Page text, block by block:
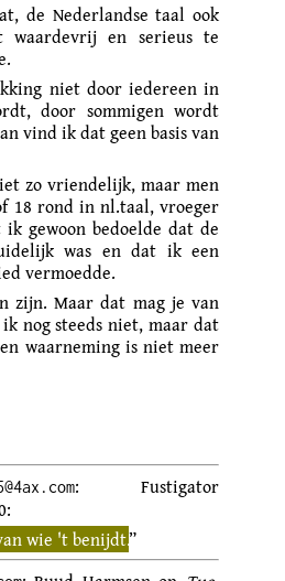
de Nederlandse taal ook
waardevrij en serieus te
niet door iedereen in
door sommigen wordt
vind ik dat geen basis van
zo vriendelijk, maar men
18 rond in nl.taal, vroeger
gewoon bedoelde dat de
was en dat ik een
vermoedde.
zijn. Maar dat mag je van
nog steeds niet, maar dat
waarneming is niet meer
: Fustigator
wie 't benijdt.”